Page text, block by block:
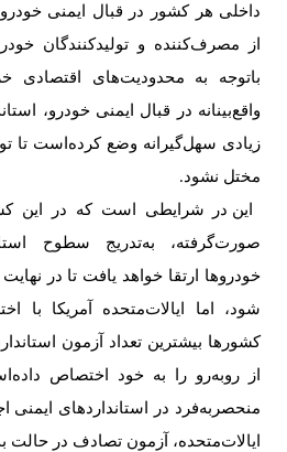
داخلی هر کشور در قبال ایمنی
از مصرف‌کننده و تولید‌کنندگان
باتوجه‌ به محدودیت‌های اقتصادی
واقع‌بینانه در قبال ایمنی خودرو،
زیادی سهل‌گیرانه وضع کرده‌است تا
مختل نشود.
این در شرایطی است که در این
صورت‌گرفته، به‌تدریج سطوح
خودروها ارتقا خواهد یافت تا در
شود، اما ایالات‌متحده آمریکا با
کشورها بیشترین تعداد آزمون
از روبه‌رو را به خود اختصاص
منحصربه‌فرد در استانداردهای ایمنی
ایالات‌متحده، آزمون تصادف در حالت